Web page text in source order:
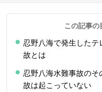
この記事の
忍野八海で発生した
故とは
忍野八海水難事故の
故は起こっていない